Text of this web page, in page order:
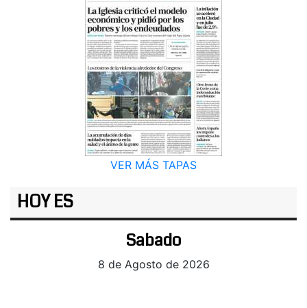
VER MÁS TAPAS
HOY ES
Sabado
8 de Agosto de 2026